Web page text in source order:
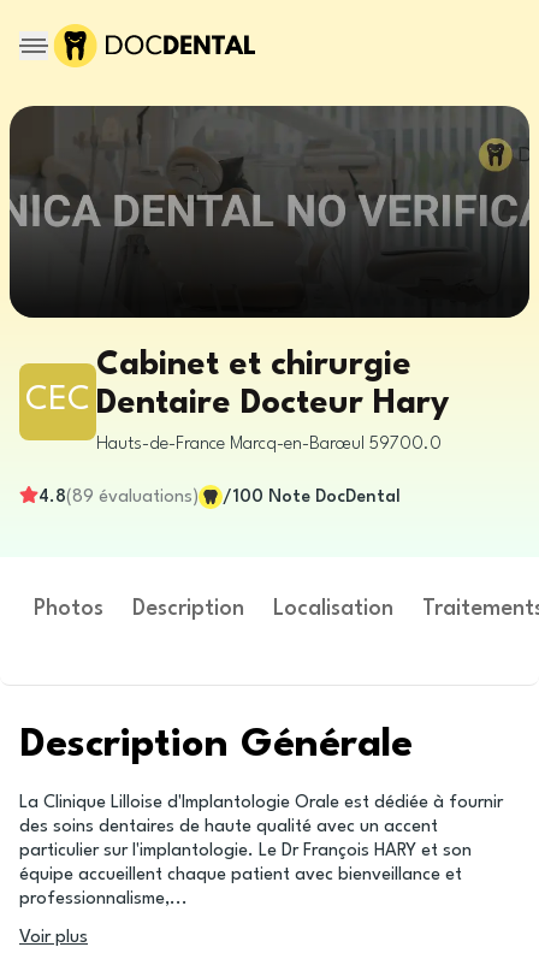
CEC
Cabinet et chirurgie
Dentaire Docteur Hary
Hauts-de-France Marcq-en-Barœul 59700.0
4.8(89 évaluations) /100 Note DocDental
Photos Description Localisation
Description Générale
La Clinique Lilloise d'Implantologie Orale est dédiée à fournir
des soins dentaires de haute qualité avec un accent
particulier sur l'implantologie. Le Dr François HARY et son
équipe accueillent chaque patient avec bienveillance et
professionnalisme,...
Voir plus